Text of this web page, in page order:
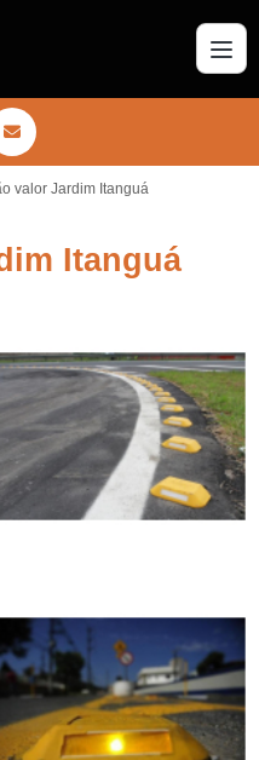
valor Jardim Itanguá
Itanguá